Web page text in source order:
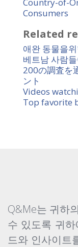
Consumers
Related
애완 동물을
베트남 사람
200の調査を
ント
Videos
Top favorite
Q&Me는 귀하
수 있도록 귀
드와 인사이트